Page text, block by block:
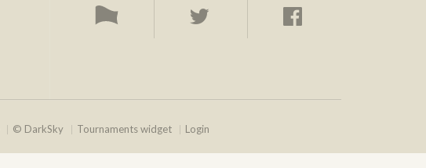
© DarkSky Tournaments widget Login